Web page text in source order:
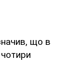
що в